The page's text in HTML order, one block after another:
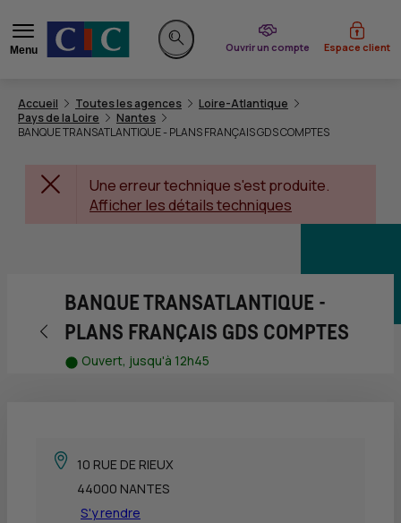
Menu
Rechercher sur le site
Ouvrir un compte
du CIC Espace client
Accueil Toutes les agences
Loire-Atlantique
Pays de la Loire
Nantes
BANQUE TRANSATLANTIQUE - PLANS FRANÇAIS GDS COMPTES
Une erreur technique s'est produite.
Afficher les détails techniques
Retour vers la page précédente
BANQUE TRANSATLANTIQUE -
PLANS FRANÇAIS GDS COMPTES
Ouvert, jusqu'à 12h45
10 RUE DE RIEUX
44000 NANTES
S'y rendre